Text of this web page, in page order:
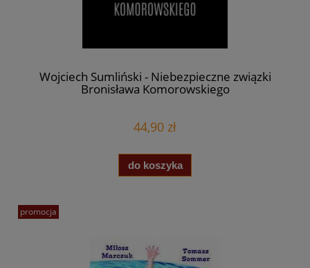
Wojciech Sumliński - Niebezpieczne związki
Bronisława Komorowskiego
44,90 zł
do koszyka
promocja